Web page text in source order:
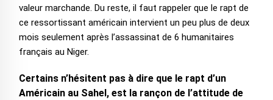
valeur marchande. Du reste, il faut rappeler que le rapt de
ce ressortissant américain intervient un peu plus de deux
mois seulement après l’assassinat de 6 humanitaires
français au Niger.
Certains n’hésitent pas à dire que le rapt d’un
Américain au Sahel, est la rançon de l’attitude de